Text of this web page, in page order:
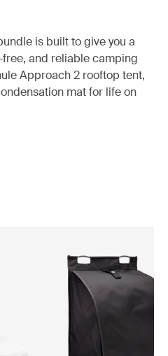
is built to give you a
and reliable camping
Approach 2 rooftop tent,
mat for life on